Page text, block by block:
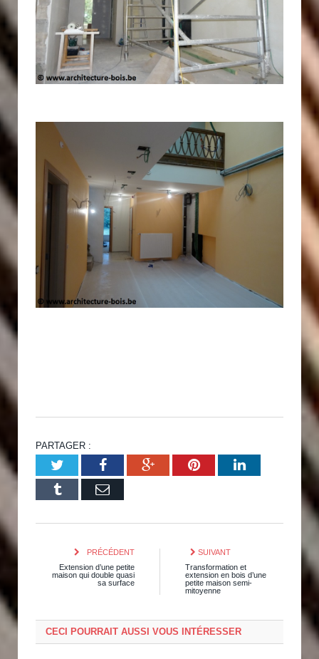
PARTAGER :
TwitterFacebookGoogle+PinterestLinkedIn
Tumblr Email
PRÉCÉDENT
Extension d’une petite
maison qui double quasi
sa surface
SUIVANT
Transformation et
extension en bois d’une
petite maison semi-
mitoyenne
CECI POURRAIT AUSSI VOUS INTÉRESSER